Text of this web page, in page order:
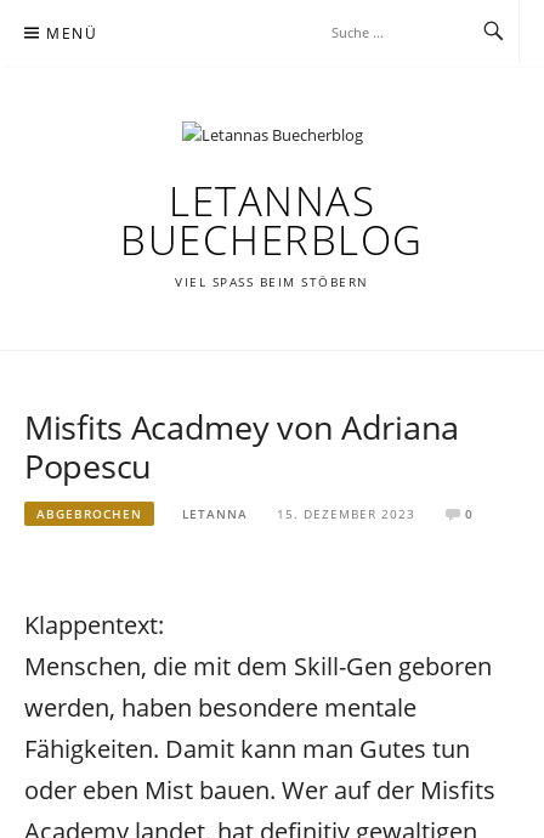
Inhalt MENÜ
LETANNAS
BUECHERBLOG
VIEL SPASS BEIM STÖBERN
Misfits Acadmey von Adriana
Popescu
ABGEBROCHEN LETANNA 15. DEZEMBER 2023 0
Klappentext:
Menschen, die mit dem Skill-Gen geboren
werden, haben besondere mentale
Fähigkeiten. Damit kann man Gutes tun
oder eben Mist bauen. Wer auf der Misfits
Academy landet, hat definitiv gewaltigen